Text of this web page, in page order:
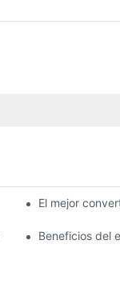
El mejor
Beneficios del